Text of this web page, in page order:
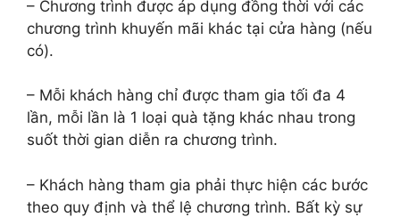
– Chương trình được áp dụng đồng thời với các
chương trình khuyến mãi khác tại cửa hàng (nếu
có).
– Mỗi khách hàng chỉ được tham gia tối đa 4
lần, mỗi lần là 1 loại quà tặng khác nhau trong
suốt thời gian diễn ra chương trình.
– Khách hàng tham gia phải thực hiện các bước
theo quy định và thể lệ chương trình. Bất kỳ sự